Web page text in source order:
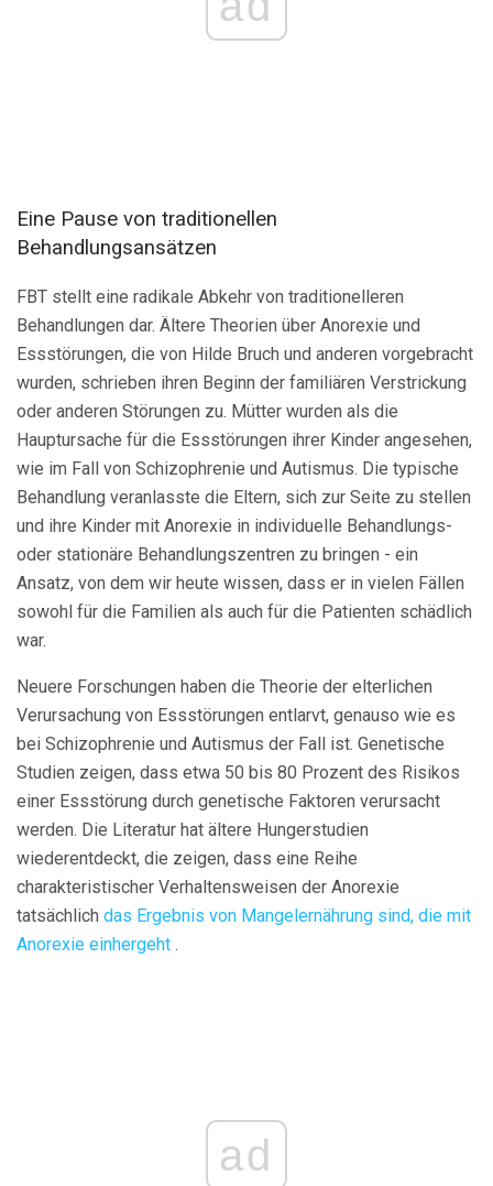
Eine Pause von traditionellen
Behandlungsansätzen
FBT stellt eine radikale Abkehr von traditionelleren
Behandlungen dar. Ältere Theorien über Anorexie und
Essstörungen, die von Hilde Bruch und anderen vorgebracht
wurden, schrieben ihren Beginn der familiären Verstrickung
oder anderen Störungen zu. Mütter wurden als die
Hauptursache für die Essstörungen ihrer Kinder angesehen,
wie im Fall von Schizophrenie und Autismus. Die typische
Behandlung veranlasste die Eltern, sich zur Seite zu stellen
und ihre Kinder mit Anorexie in individuelle Behandlungs-
oder stationäre Behandlungszentren zu bringen - ein
Ansatz, von dem wir heute wissen, dass er in vielen Fällen
sowohl für die Familien als auch für die Patienten schädlich
war.
Neuere Forschungen haben die Theorie der elterlichen
Verursachung von Essstörungen entlarvt, genauso wie es
bei Schizophrenie und Autismus der Fall ist. Genetische
Studien zeigen, dass etwa 50 bis 80 Prozent des Risikos
einer Essstörung durch genetische Faktoren verursacht
werden. Die Literatur hat ältere Hungerstudien
wiederentdeckt, die zeigen, dass eine Reihe
charakteristischer Verhaltensweisen der Anorexie
tatsächlich das Ergebnis von Mangelernährung sind, die mit
Anorexie einhergeht .
ad